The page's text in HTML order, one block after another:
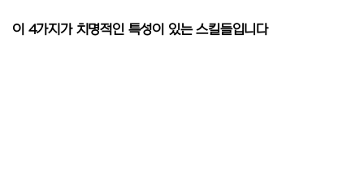
이 4가지가 치명적인 특성이 있는 스킬들입니다